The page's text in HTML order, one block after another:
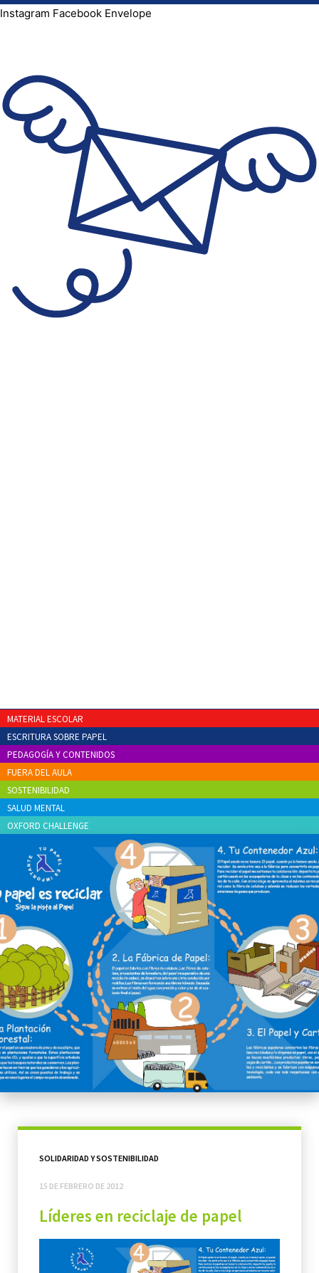
Instagram Facebook Envelope
MATERIAL ESCOLAR
ESCRITURA SOBRE PAPEL
PEDAGOGÍA Y CONTENIDOS
FUERA DEL AULA
SOSTENIBILIDAD
SALUD MENTAL
OXFORD CHALLENGE
SOLIDARIDAD Y SOSTENIBILIDAD
15 DE FEBRERO DE 2012
Líderes en reciclaje de papel